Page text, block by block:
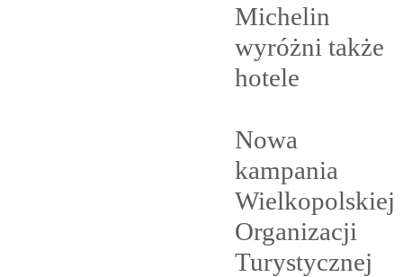
Michelin
wyróżni także
hotele
Nowa
kampania
Wielkopolskiej
Organizacji
Turystycznej